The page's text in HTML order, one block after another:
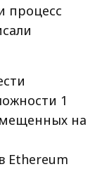
процесс
1
на
Ethereum